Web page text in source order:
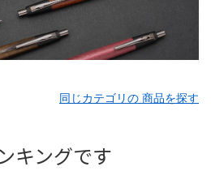
同じカテゴリの 商品を探す
キングです